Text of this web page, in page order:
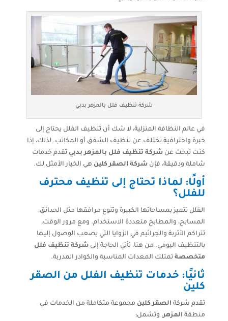
شركة تنظيف فلل بالمزهر بدبي
في عالم النظافة المنزلية، لا شك أن تنظيف الفلل يحتاج إلى
خبرة واحترافية تختلف عن تنظيف الشقق أو المكاتب. لذلك، إذا
كنت تبحث عن شركة تنظيف فلل بالمزهر بدبي تقدم خدمات
شاملة ودقيقة، فإن شركة الصقر كلين هي الخيار الأمثل لك.
أولًا: لماذا تحتاج إلى تنظيف محترف
للفلل؟
الفلل تتميز بمساحاتها الكبيرة وتنوع مرافقها مثل الحدائق،
المسابح، والمطابخ متعددة الاستخدام. ومع مرور الوقت،
تتراكم الأتربة والجراثيم في الزوايا التي يصعب الوصول إليها
بالتنظيف اليومي. من هنا، تأتي الحاجة إلى شركة تنظيف فلل
متخصصةتمتلك المعدات المناسبة والكوادر المدربة.
ثانيًا: خدمات تنظيف الفلل من الصقر
كلين
تقدم شركة الصقر كلين مجموعة متكاملة من الخدمات في
منطقة المزهر، وتشمل: